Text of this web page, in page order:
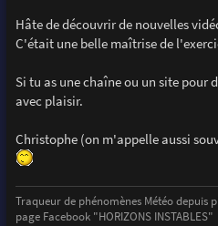
Hâte de découvrir de nouvelles
C'était une belle maîtrise de
Si tu as une chaîne ou un site pour
avec plaisir.
Christophe (on m'appelle aussi
Traqueur de phénomènes Météo depuis
page Facebook "HORIZONS INSTABLES"